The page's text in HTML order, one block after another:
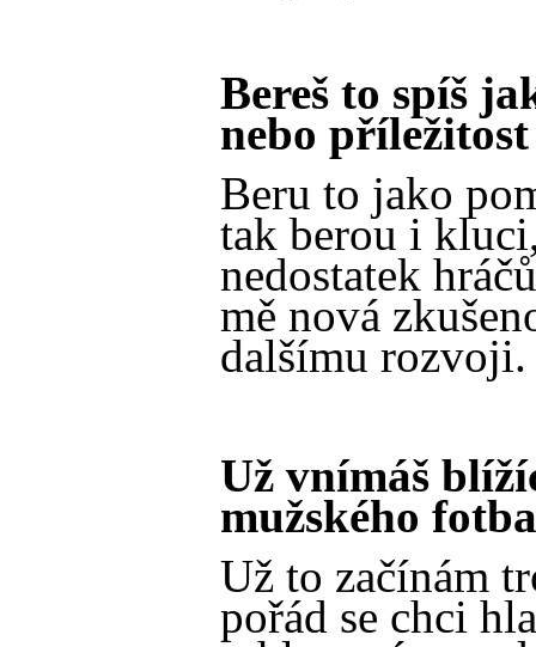
Bereš to spíš
nebo příležitost
Beru to jako
tak berou i
nedostatek
mě nová
dalšímu rozvoji.
Už vnímáš
mužského
Už to začínám
pořád se chci